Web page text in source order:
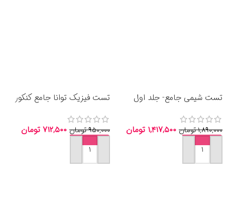
تست شیمی جامع- جلد اول
۱,۸۹۰,۰۰۰تومان ۱,۴۱۷,۵۰۰ تومان
افزودن به سبد خرید
تست فیزیک توانا جامع کنکور
۹۵۰,۰۰۰تومان ۷۱۲,۵۰۰ تومان
افزودن به سبد خرید